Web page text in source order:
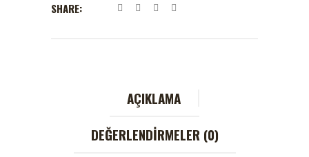
SHARE:
AÇIKLAMA
DEĞERLENDIRMELER (0)